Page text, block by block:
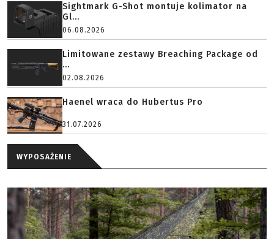
Sightmark G-Shot montuje kolimator na
Gl...
06.08.2026
Limitowane zestawy Breaching Package od
...
02.08.2026
Haenel wraca do Hubertus Pro
31.07.2026
WYPOSAŻENIE